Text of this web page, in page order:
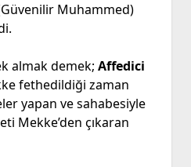
Muhammed)
almak demek; Affedici
fethedildiği zaman
yapan ve sahabesiyle
Mekke’den çıkaran